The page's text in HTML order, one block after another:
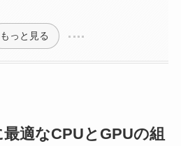
もっと見る
適なCPUとGPUの組